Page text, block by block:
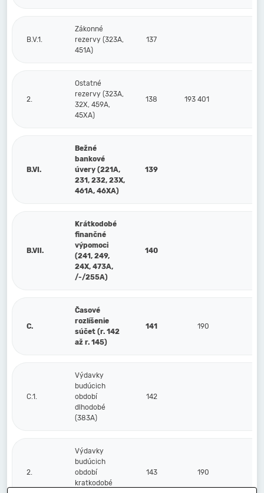
B.V.1.
Zákonné
rezervy (323A,
451A)
137
2.
Ostatné
rezervy (323A,
32X, 459A,
45XA)
138 193 401
B.VI.
Bežné
bankové
úvery (221A,
231, 232, 23X,
461A, 46XA)
139
B.VII.
Krátkodobé
finančné
výpomoci
(241, 249,
24X, 473A,
/-/255A)
140
C.
Časové
rozlíšenie
súčet (r. 142
až r. 145)
141 190
C.1.
Výdavky
budúcich
období
dlhodobé
(383A)
142
2.
Výdavky
budúcich
období
kratkodobé
143 190